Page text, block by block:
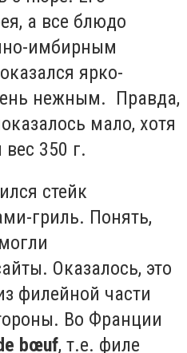
а все блюдо
имбирным
ярко-
нежным. Правда,
мало, хотя
350 г.
стейк
гриль. Понять,
Оказалось, это
филейной части
Во Франции
bœuf, т.е. филе